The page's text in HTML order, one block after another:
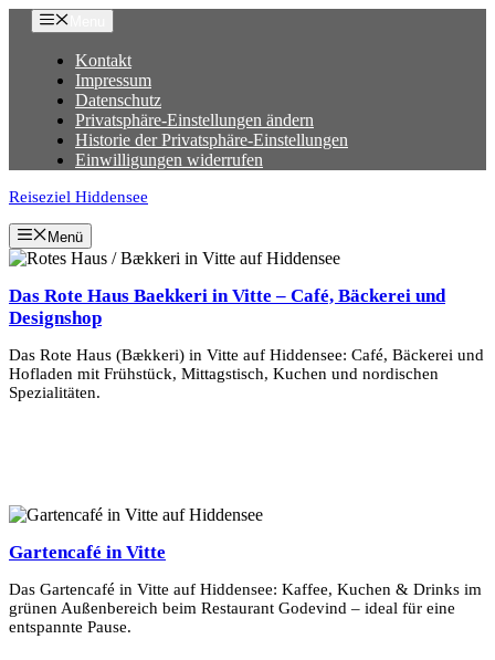
Zum
Inhalt
springen
Kontakt
Impressum
Datenschutz
Privatsphäre-Einstellungen ändern
Historie der Privatsphäre-Einstellungen
Einwilligungen widerrufen
Reiseziel Hiddensee
Menü
Das Rote Haus Baekkeri in Vitte – Café, Bäckerei und
Designshop
Das Rote Haus (Bækkeri) in Vitte auf Hiddensee: Café, Bäckerei und
Hofladen mit Frühstück, Mittagstisch, Kuchen und nordischen
Spezialitäten.
Gartencafé in Vitte
Das Gartencafé in Vitte auf Hiddensee: Kaffee, Kuchen & Drinks im
grünen Außenbereich beim Restaurant Godevind – ideal für eine
entspannte Pause.